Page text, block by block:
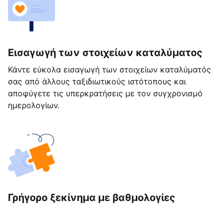
Εισαγωγή των στοιχείων καταλύματος
Κάντε εύκολα εισαγωγή των στοιχείων καταλύματός
σας από άλλους ταξιδιωτικούς ιστότοπους και
αποφύγετε τις υπερκρατήσεις με τον συγχρονισμό
ημερολογίων.
Γρήγορο ξεκίνημα με βαθμολογίες